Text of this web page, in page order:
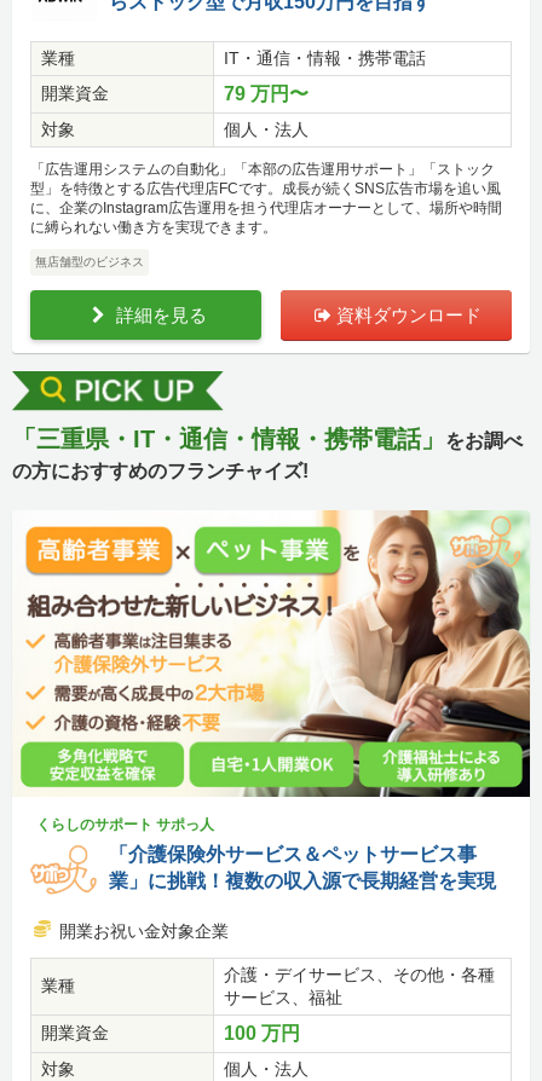
業種
IT・通信・情報・携帯電話
開業資金
79 万円〜
対象 個人・法人
「広告運用システムの自動化」「本部の広告運用サポート」「ストック
型」を特徴とする広告代理店FCです。成長が続くSNS広告市場を追い風
に、企業のInstagram広告運用を担う代理店オーナーとして、場所や時間
に縛られない働き方を実現できます。
無店舗型のビジネス
詳細を見る 資料ダウンロード
「三重県・IT・通信・情報・携帯電話」
をお調べ
の方におすすめのフランチャイズ!
くらしのサポート サポっ人
「介護保険外サービス＆ペットサービス事
業」に挑戦！複数の収入源で長期経営を実現
開業お祝い金対象企業
業種
介護・デイサービス、その他・各種
サービス、福祉
開業資金
100 万円
対象 個人・法人